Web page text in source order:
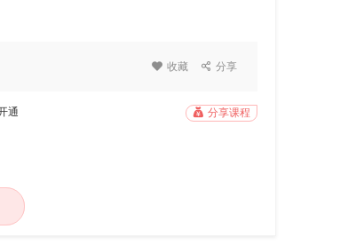
 收藏  分享
通  分享课程